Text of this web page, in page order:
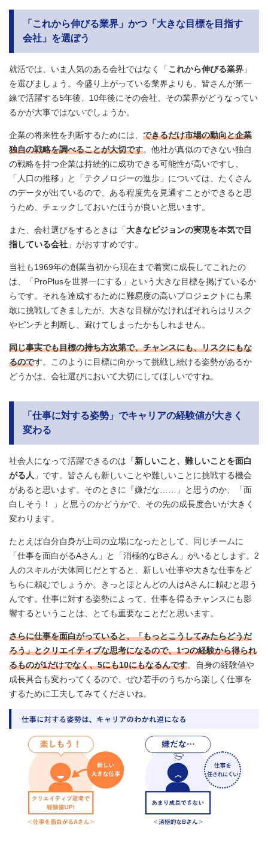
「これから伸びる業界」かつ「大きな目標を目指す
会社」を選ぼう
就活では、いま人気のある会社ではなく「これから伸びる業界 」
を選びましょう。今盛り上がっている業界よりも、皆さんが第一
線で活躍する5年後、10年後にその会社、その業界がどうなってい
るかが大事ではないでしょうか。
企業の将来性を判断するためには、 できるだけ市場の動向と企業
独自の戦略を調べることが大切です。他社が真似のできない独自
の戦略を持つ企業は持続的に成功できる可能性が高いですし、
「人口の推移」と「テクノロジーの進歩」については、たくさん
のデータが出ているので、ある程度先を見通すことができると思
うため、チェックしておいたほうが良いと思います。
また、会社選びをするときは「大きなビジョンの実現を本気で目
指している会社 」がおすすめです。
当社も1969年の創業当初から現在まで着実に成長してこれたの
は、「ProPlusを世界一にする」という大きな目標を掲げているか
らです。それを達成するために難易度の高いプロジェクトにも果
敢に挑戦してきましたが、大きな目標がなければそれらはリスク
やピンチと判断し、避けてしまったかもしれません。
同じ事実でも目標の持ち方次第で、チャンスにも、リスクにもな
るのです。このように目標に向かって挑戦し続ける姿勢があるか
どうかは、会社選びにおいて大切にしてほしいですね。
「仕事に対する姿勢」でキャリアの経験値が大きく
変わる
社会人になって活躍できるのは「新しいこと、難しいことを面白
がる人 」です。皆さんも新しいことや難しいことに挑戦する機会
があると思います。そのときに「嫌だな……」と思うのか、「面
白しそう！ 」と思うのかどうかで、その先の成長度合いが大きく
変わります。
たとえば自分自身が上司の立場になったとして、同じチームに
「仕事を面白がるAさん」と「消極的なBさん」がいるとします。2
人のスキルが大体同じだとすると、新しい仕事や大きな仕事をど
ちらに頼むでしょうか。きっとほとんどの人はAさんに頼むと思う
んです。仕事に対する姿勢によって、仕事を得るチャンスにも影
響するということは、とても重要なことだと思います。
さらに仕事を面白がっていると、「もっとこうしてみたらどうだ
ろう」とクリエイティブな思考になるので、1つの経験から得られ
るものが1だけでなく、5にも10にもなるんです。自身の経験値や
成長具合も変わってくるので、ぜひ若手のうちから楽しく仕事を
するために工夫してみてくださいね。